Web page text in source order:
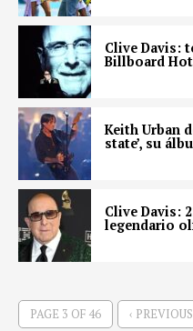
Clive Davis:
Billboard Hot
Keith Urban
state’, su
Clive Davis:
legendario
PAGE 3 OF 46 ‹ PREVIOUS